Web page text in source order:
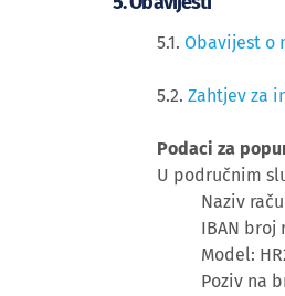
5.1. Obavijest o
5.2. Zahtjev za
Podaci za
U područnim
Naziv
IBAN broj
Model:
Poziv na